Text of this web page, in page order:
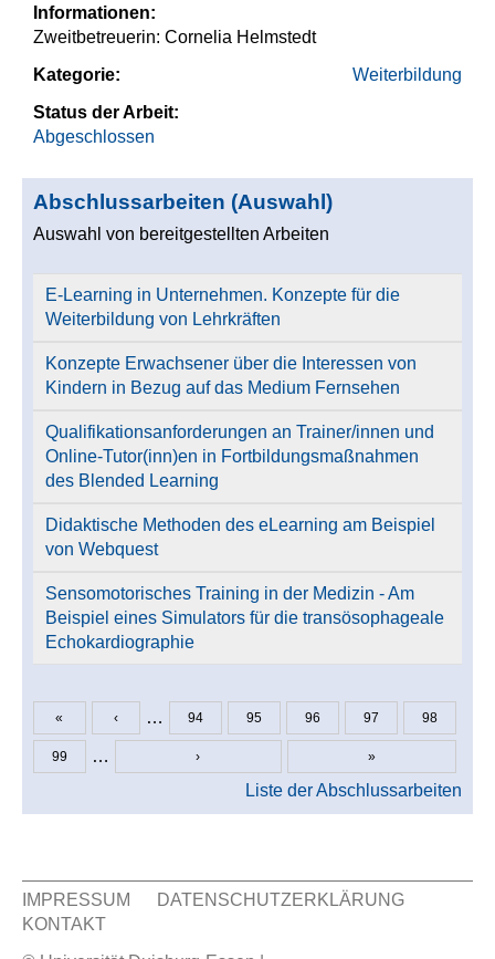
Informationen:
Zweitbetreuerin: Cornelia Helmstedt
Kategorie:
Weiterbildung
Status der Arbeit:
Abgeschlossen
Abschlussarbeiten (Auswahl)
Auswahl von bereitgestellten Arbeiten
E-Learning in Unternehmen. Konzepte für die
Weiterbildung von Lehrkräften
Konzepte Erwachsener über die Interessen von
Kindern in Bezug auf das Medium Fernsehen
Qualifikationsanforderungen an Trainer/innen und
Online-Tutor(inn)en in Fortbildungsmaßnahmen
des Blended Learning
Didaktische Methoden des eLearning am Beispiel
von Webquest
Sensomotorisches Training in der Medizin - Am
Beispiel eines Simulators für die transösophageale
Echokardiographie
Seiten
« ‹ … 94 95 96 97 98
99 … › »
Liste der Abschlussarbeiten
Sekundär Menü
IMPRESSUM
DATENSCHUTZERKLÄRUNG
KONTAKT